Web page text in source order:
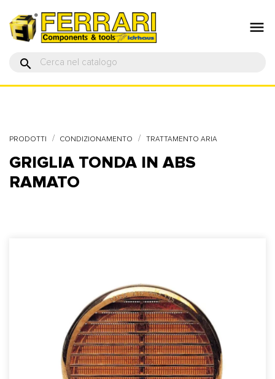

search
PRODOTTI CONDIZIONAMENTO TRATTAMENTO ARIA
GRIGLIA TONDA IN ABS
RAMATO